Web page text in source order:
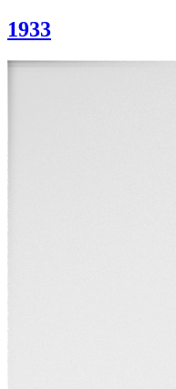
1933